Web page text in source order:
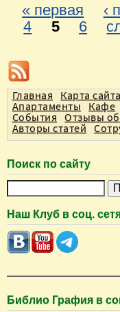
р
а
н
и
ц
ы
« первая ‹
4
5 6
Главная Карта сайта
Апартаменты
Кафе
События
Отзывы об
Авторы статей
Поиск по сайту
и
с
к
Наш Клуб в соц.
Библио Графия в